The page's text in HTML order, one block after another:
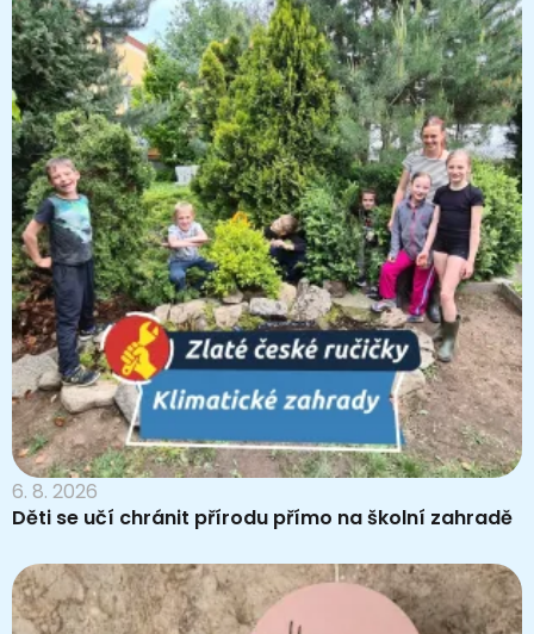
6. 8. 2026
Děti se učí chránit přírodu přímo na školní zahradě